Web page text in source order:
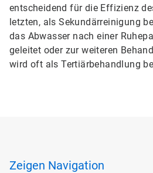
entscheidend für die Effizienz
letzten, als Sekundärreinigung
das Abwasser nach einer
geleitet oder zur weiteren
wird oft als Tertiärbehandlung
Zeigen Navigation